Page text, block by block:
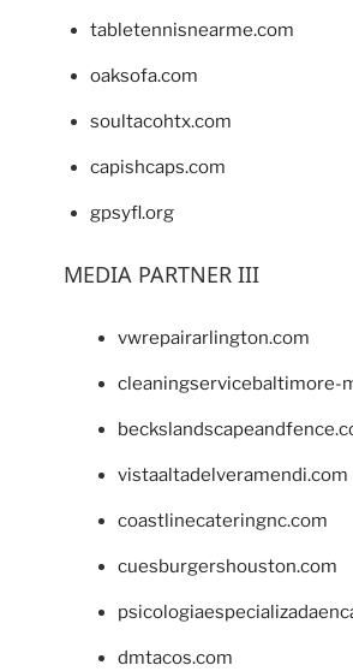
tabletennisnearme.com
oaksofa.com
soultacohtx.com
capishcaps.com
gpsyfl.org
MEDIA PARTNER III
vwrepairarlington.com
cleaningservicebaltimore-
vistaaltadelveramendi.com
coastlinecateringnc.com
cuesburgershouston.com
dmtacos.com